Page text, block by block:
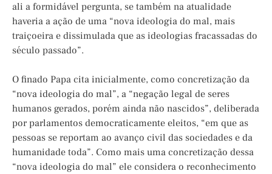
ali a formidável pergunta, se também na atualidade
haveria a ação de uma “nova ideologia do mal, mais
traiçoeira e dissimulada que as ideologias fracassadas do
século passado”.
O finado Papa cita inicialmente, como concretização da
“nova ideologia do mal”, a “negação legal de seres
humanos gerados, porém ainda não nascidos”, deliberada
por parlamentos democraticamente eleitos, “em que as
pessoas se reportam ao avanço civil das sociedades e da
humanidade toda”. Como mais uma concretização dessa
“nova ideologia do mal” ele considera o reconhecimento